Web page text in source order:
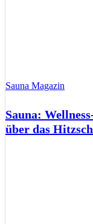
Sauna Magazin
Sauna:
über das